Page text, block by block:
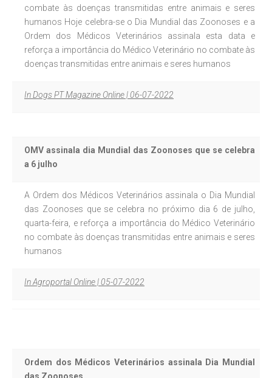
combate às doenças transmitidas entre animais e seres
humanos Hoje celebra-se o Dia Mundial das Zoonoses e a
Ordem dos Médicos Veterinários assinala esta data e
reforça a importância do Médico Veterinário no combate às
doenças transmitidas entre animais e seres humanos
In Dogs PT Magazine Online | 06-07-2022
OMV assinala dia Mundial das Zoonoses que se celebra
a 6 julho
A Ordem dos Médicos Veterinários assinala o Dia Mundial
das Zoonoses que se celebra no próximo dia 6 de julho,
quarta-feira, e reforça a importância do Médico Veterinário
no combate às doenças transmitidas entre animais e seres
humanos
In Agroportal Online | 05-07-2022
Ordem dos Médicos Veterinários assinala Dia Mundial
das Zoonoses